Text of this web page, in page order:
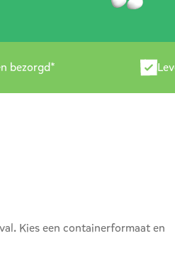
bezorgd*
Kies een containerformaat en